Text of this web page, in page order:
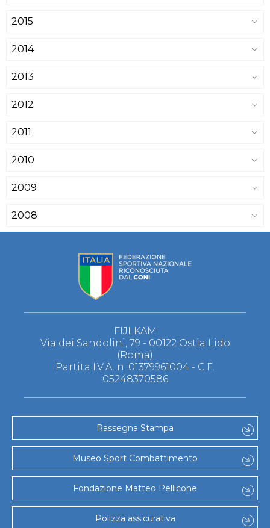
2015
2014
2013
2012
2011
2010
2009
2008
FIJLKAM
Via dei Sandolini, 79 - 00122 Ostia Lido
(Roma)
Partita I.V.A. n. 01379961004 - C.F.
05248370586
Rassegna Stampa
Museo Sport Combattimento
Fondazione Matteo Pellicone
Polizza assicurativa